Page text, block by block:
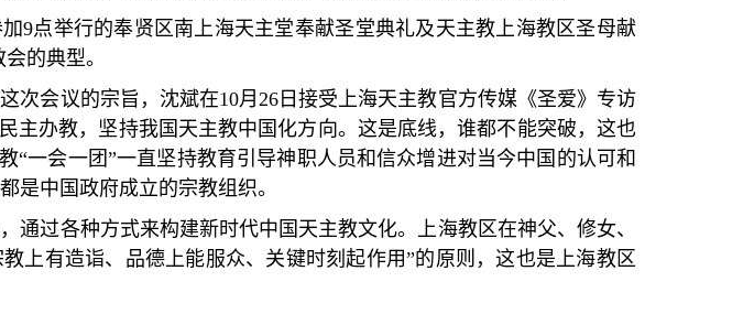
加9点举行的奉贤区南上海天主堂奉献圣堂典礼及天主教上海教区圣母献
的典型。
次会议的宗旨，沈斌在10月26 日接受上海天主教官方传媒《圣爱》专访
主办教，坚持我国天主教中国化方向。这是底线，谁都不能突破，这也
“一会一团”一直坚持教育引导神职人员和信众增进对当今中国的认可和
是中国政府成立的宗教组织。
过各种方式来构建新时代中国天主教文化。上海教区在神父、修女、
上有造诣、品德上能服众、关键时刻起作用”的原则，这也是上海教区